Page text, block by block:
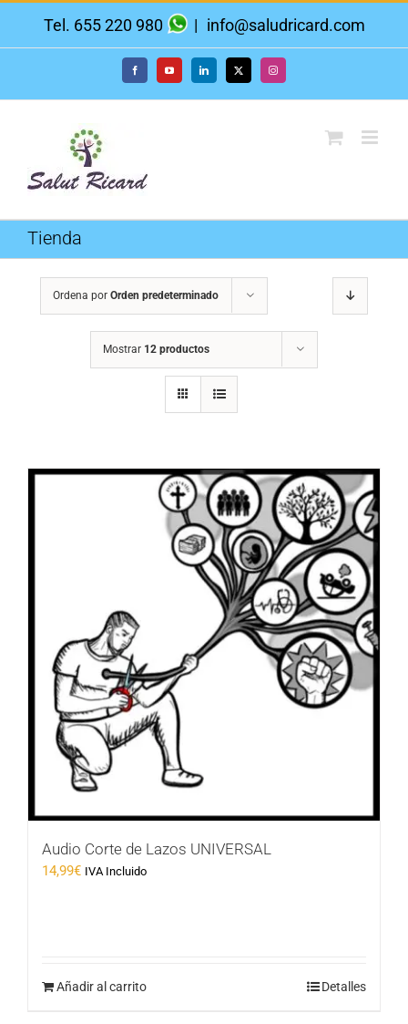
Tel. 655 220 980 | info@saludricard.com
FacebookYouTube LinkedIn X Instagram
Tienda
Ordena por Orden predeterminado
Mostrar 12 productos
Audio Corte de Lazos UNIVERSAL
14,99€ IVA Incluido
Añadir al carrito Detalles